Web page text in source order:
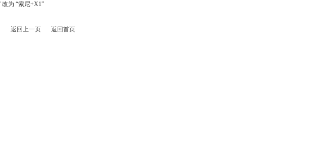
为 “索尼+X1”
返回上一页 返回首页